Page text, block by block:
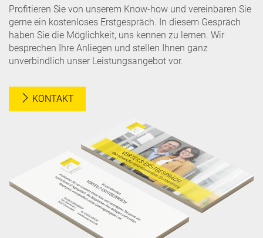
Profitieren Sie von unserem Know-how und vereinbaren Sie
gerne ein kostenloses Erstgespräch. In diesem Gespräch
haben Sie die Möglichkeit, uns kennen zu lernen. Wir
besprechen Ihre Anliegen und stellen Ihnen ganz
unverbindlich unser Leistungsangebot vor.
KONTAKT